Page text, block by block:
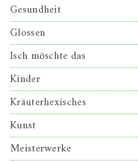
Gesundheit
Glossen
Isch möschte das
Kinder
Kräuterhexisches
Kunst
Meisterwerke